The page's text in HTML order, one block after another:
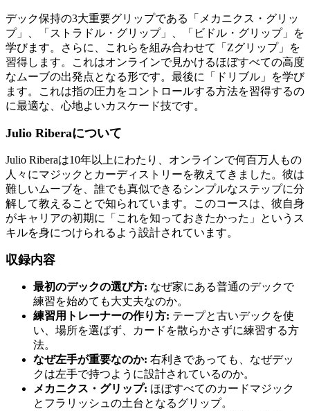
デック保持の3大重要グリップである「メカニクス・グリッ
プ」、「ストラドル・グリップ」、「ビドル・グリップ」を
学びます。さらに、これらを組み合わせて「Zグリップ」を
習得します。これはオンラインで見かけるほぼすべての高度
なムーブの出発点となる形です。最後に「ドリブル」を学び
ます。これは指の圧力をコントロールする方法を習得するの
に最適な、心地よいカスケード技です。
Julio Riberaについて
Julio Riberaは10年以上にわたり、オンラインで何百万人もの
人々にマジックとカーディストリーを教えてきました。彼は
難しいムーブを、誰でも真似できるシンプルなステップに分
解して教えることで知られています。このコースは、彼自身
がキャリアの初期に「これを知っておきたかった」というス
キルを身につけられるよう設計されています。
収録内容
最初のデックの選び方: なぜ家にある普通のデックで
練習を始めても大丈夫なのか。
練習用トレーナーの作り方: テープと古いデックを使
い、場所を選ばず、カードを散らかさずに練習する方
法。
なぜ左手が重要なのか: 右利きであっても、なぜデッ
クは左手で持つように設計されているのか。
メカニクス・グリップ: ほぼすべてのカードマジック
とフラリッシュの土台となるグリップ。